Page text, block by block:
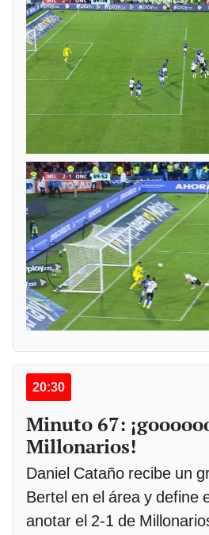
20:30
Minuto 67:
Millonarios!
Daniel Cataño recibe un
Bertel en el área y define
anotar el 2-1 de